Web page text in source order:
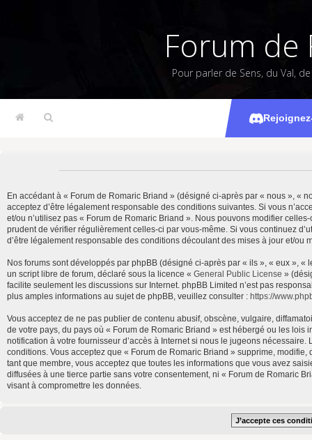
Forum de
Pour parler de Sens, du Val,
En accédant à « Forum de Romaric Briand » (désigné ci-après par « nous », «
acceptez d’être légalement responsable des conditions suivantes. Si vous
et/ou n’utilisez pas « Forum de Romaric Briand ». Nous pouvons modifier
prudent de vérifier régulièrement celles-ci par vous-même. Si vous continuez
d’être légalement responsable des conditions découlant des mises à jour et/ou
Nos forums sont développés par phpBB (désigné ci-après par « ils », « eux »,
un script libre de forum, déclaré sous la licence « General Public License »
facilite seulement les discussions sur Internet. phpBB Limited n’est pas
plus amples informations au sujet de phpBB, veuillez consulter : https://
Vous acceptez de ne pas publier de contenu abusif, obscène, vulgaire,
de votre pays, du pays où « Forum de Romaric Briand » est hébergé ou les
notification à votre fournisseur d’accès à Internet si nous le jugeons
conditions. Vous acceptez que « Forum de Romaric Briand » supprime,
tant que membre, vous acceptez que toutes les informations que vous avez
diffusées à une tierce partie sans votre consentement, ni « Forum de Romaric
visant à compromettre les données.